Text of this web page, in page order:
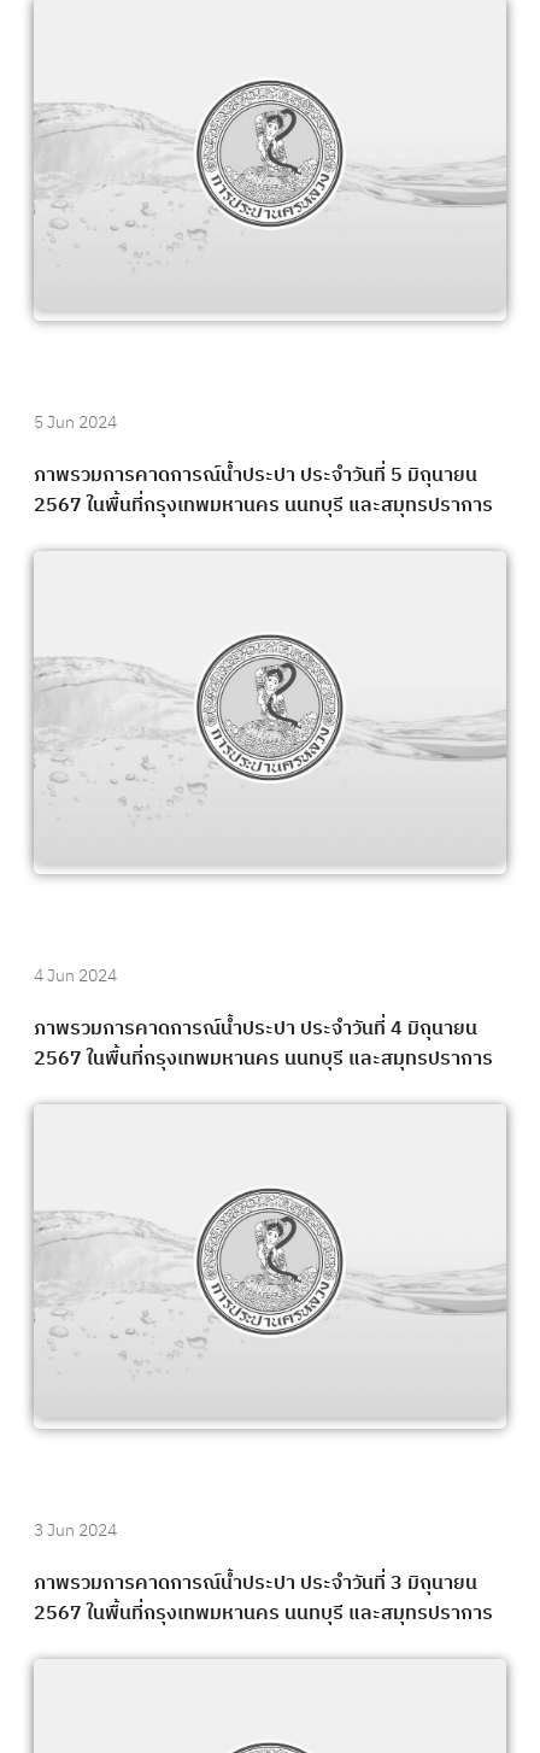
5 Jun 2024
ภาพรวมการคาดการณ์น้ำประปา ประจำวันที่ 5 มิถุนายน
2567 ในพื้นที่กรุงเทพมหานคร นนทบุรี และสมุทรปราการ
4 Jun 2024
ภาพรวมการคาดการณ์น้ำประปา ประจำวันที่ 4 มิถุนายน
2567 ในพื้นที่กรุงเทพมหานคร นนทบุรี และสมุทรปราการ
3 Jun 2024
ภาพรวมการคาดการณ์น้ำประปา ประจำวันที่ 3 มิถุนายน
2567 ในพื้นที่กรุงเทพมหานคร นนทบุรี และสมุทรปราการ